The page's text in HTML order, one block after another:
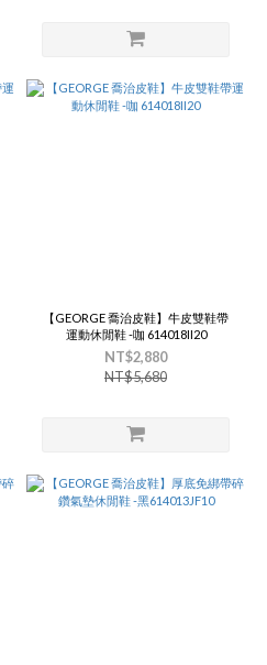
【GEORGE 喬治皮鞋】牛皮雙鞋帶
運動休閒鞋 -咖 614018II20
NT$2,880
NT$5,680